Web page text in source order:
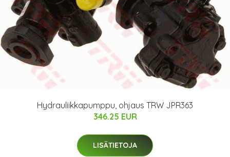
Hydrauliikkapumppu, ohjaus TRW JPR363
346.25 EUR
LISÄTIETOJA